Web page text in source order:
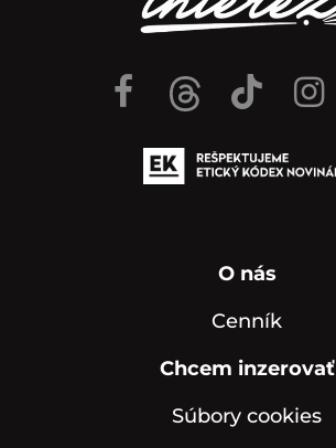
O nás
Cenník
Chcem inzerovať
Súbory cookies